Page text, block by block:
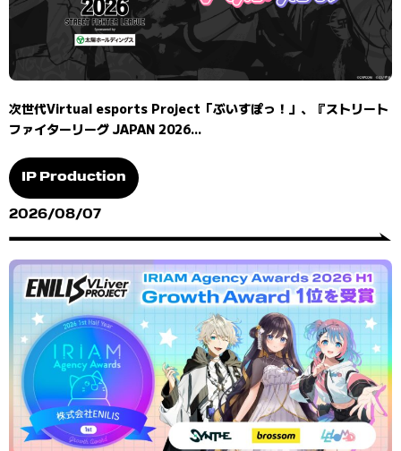
次世代Virtual esports Project「ぶいすぽっ！」、『ストリート
ファイターリーグ JAPAN 2026...
IP Production
2026/08/07